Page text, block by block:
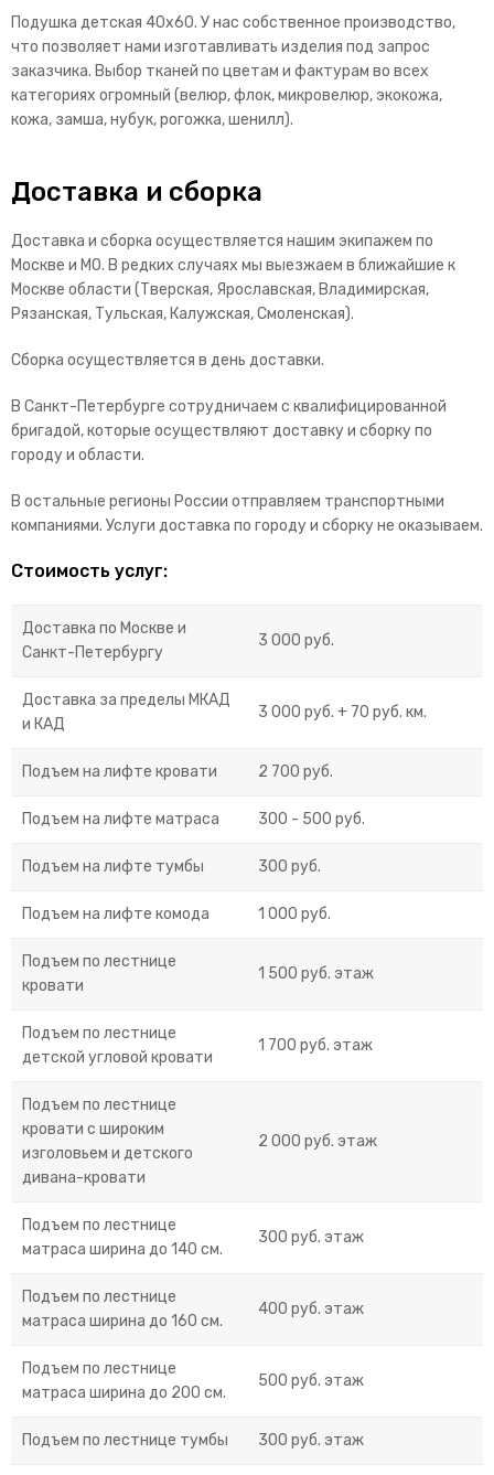
Подушка детская 40х60. У нас собственное производство,
что позволяет нами изготавливать изделия под запрос
заказчика. Выбор тканей по цветам и фактурам во всех
категориях огромный (велюр, флок, микровелюр, экокожа,
кожа, замша, нубук, рогожка, шенилл).
Доставка и сборка
Доставка и сборка осуществляется нашим экипажем по
Москве и МО. В редких случаях мы выезжаем в ближайшие к
Москве области (Тверская, Ярославская, Владимирская,
Рязанская, Тульская, Калужская, Смоленская).
Сборка осуществляется в день доставки.
В Санкт-Петербурге сотрудничаем с квалифицированной
бригадой, которые осуществляют доставку и сборку по
городу и области.
В остальные регионы России отправляем транспортными
компаниями. Услуги доставка по городу и сборку не оказываем.
Стоимость услуг:
Доставка по Москве и
Санкт-Петербургу
3 000 руб.
Доставка за пределы МКАД
и КАД
3 000 руб. + 70 руб. км.
Подъем на лифте кровати 2 700 руб.
Подъем на лифте матраса 300 - 500 руб.
Подъем на лифте тумбы 300 руб.
Подъем на лифте комода 1 000 руб.
Подъем по лестнице
кровати
1 500 руб. этаж
Подъем по лестнице
детской угловой кровати
1 700 руб. этаж
Подъем по лестнице
кровати с широким
изголовьем и детского
дивана-кровати
2 000 руб. этаж
Подъем по лестнице
матраса ширина до 140 см.
300 руб. этаж
Подъем по лестнице
матраса ширина до 160 см.
400 руб. этаж
Подъем по лестнице
матраса ширина до 200 см.
500 руб. этаж
Подъем по лестнице тумбы 300 руб. этаж